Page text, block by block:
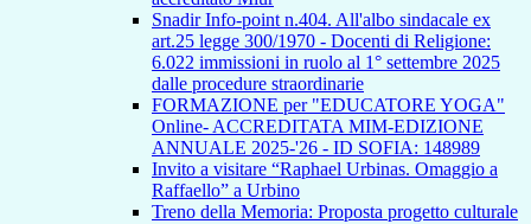
Snadir Info-point n.404. All'albo sindacale ex
art.25 legge 300/1970 - Docenti di Religione:
6.022 immissioni in ruolo al 1° settembre 2025
dalle procedure straordinarie
FORMAZIONE per "EDUCATORE YOGA"
Online- ACCREDITATA MIM-EDIZIONE
ANNUALE 2025-'26 - ID SOFIA: 148989
Invito a visitare “Raphael Urbinas. Omaggio a
Raffaello” a Urbino
Treno della Memoria: Proposta progetto culturale